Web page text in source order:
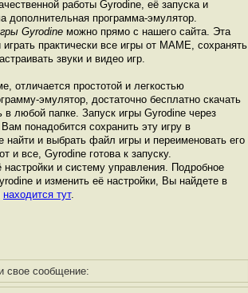
работы Gyrodine, её запуска и
дополнительная программа-эмулятор.
Gyrodine можно прямо с нашего сайта. Эта
практически все игры от МАМЕ, сохранять
звуки и видео игр.
отличается простотой и легкостью
эмулятор, достаточно бесплатно скачать
в любой папке. Запуск игры Gyrodine через
понадобится сохранить эту игру в
найти и выбрать файл игры и переименовать его
и все, Gyrodine готова к запуску.
и систему управления. Подробное
и изменить её настройки, Вы найдете в
находится тут.
свое сообщение: